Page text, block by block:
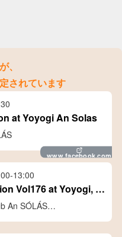
、
されています
at Yoyogi An Solas
www.facebook.com
-13:00
Vol176 at Yoyogi,
An SÓLÁS
シュパブ アン ソラス